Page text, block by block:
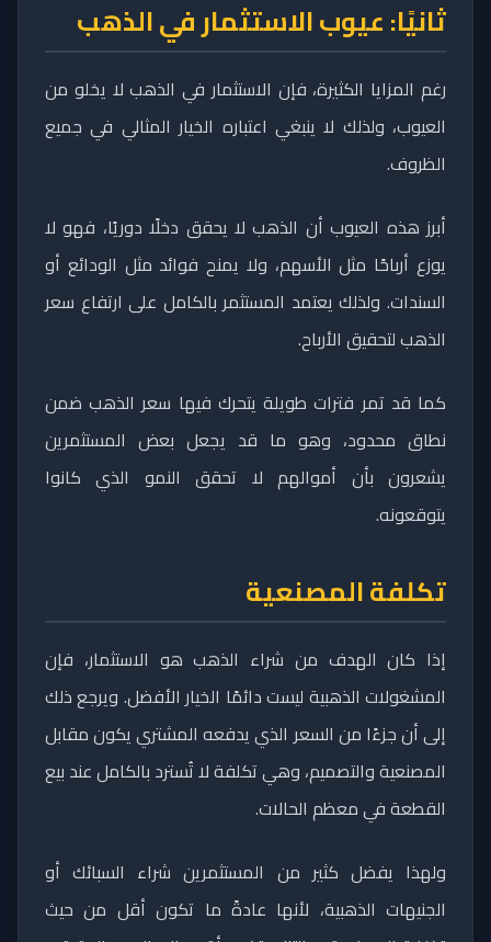
ثانيًا: عيوب الاستثمار في الذهب
رغم المزايا الكثيرة، فإن الاستثمار في الذهب لا يخلو من
العيوب، ولذلك لا ينبغي اعتباره الخيار المثالي في جميع
الظروف.
أبرز هذه العيوب أن الذهب لا يحقق دخلًا دوريًا، فهو لا
يوزع أرباحًا مثل الأسهم، ولا يمنح فوائد مثل الودائع أو
السندات. ولذلك يعتمد المستثمر بالكامل على ارتفاع سعر
الذهب لتحقيق الأرباح.
كما قد تمر فترات طويلة يتحرك فيها سعر الذهب ضمن
نطاق محدود، وهو ما قد يجعل بعض المستثمرين
يشعرون بأن أموالهم لا تحقق النمو الذي كانوا
يتوقعونه.
تكلفة المصنعية
إذا كان الهدف من شراء الذهب هو الاستثمار، فإن
المشغولات الذهبية ليست دائمًا الخيار الأفضل. ويرجع ذلك
إلى أن جزءًا من السعر الذي يدفعه المشتري يكون مقابل
المصنعية والتصميم، وهي تكلفة لا تُسترد بالكامل عند بيع
القطعة في معظم الحالات.
ولهذا يفضل كثير من المستثمرين شراء السبائك أو
الجنيهات الذهبية، لأنها عادةً ما تكون أقل من حيث